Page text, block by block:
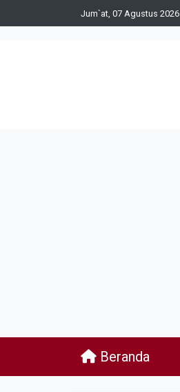
Jum`at, 07 Agustus 2026
Beranda